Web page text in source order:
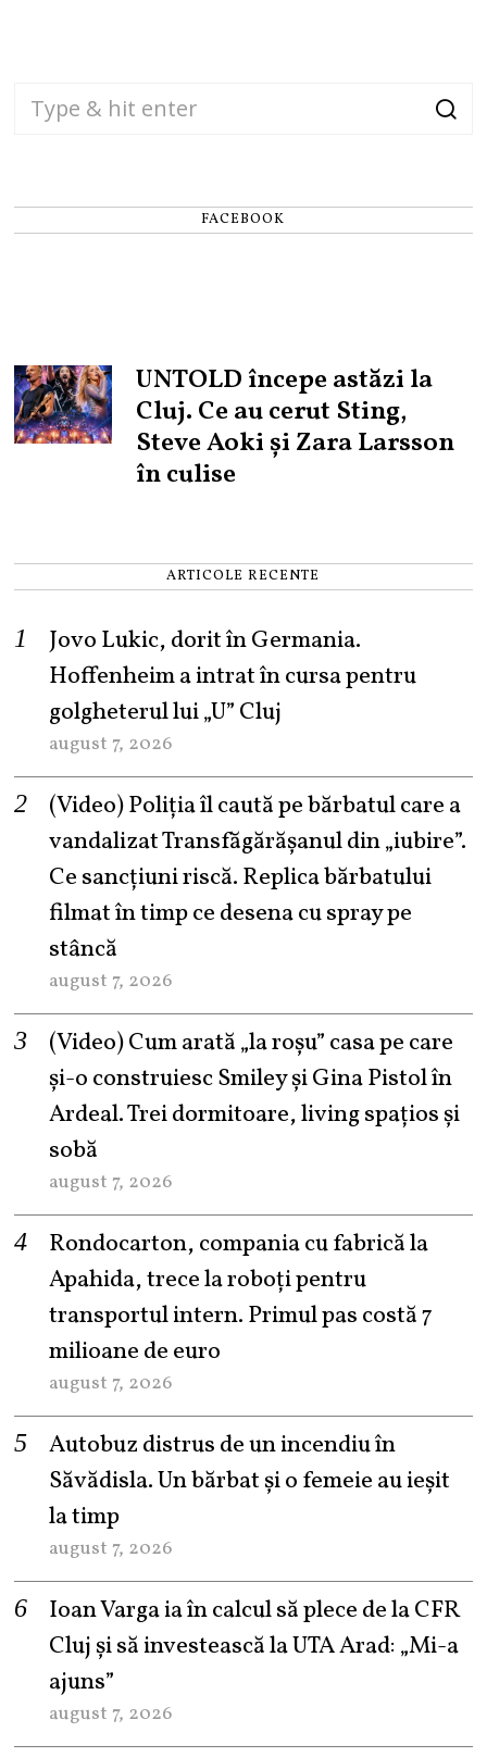
FACEBOOK
UNTOLD începe astăzi la
Cluj. Ce au cerut Sting,
Steve Aoki și Zara Larsson
în culise
ARTICOLE RECENTE
Jovo Lukic, dorit în Germania.
Hoffenheim a intrat în cursa pentru
golgheterul lui „U” Cluj
august 7, 2026
(Video) Poliția îl caută pe bărbatul care a
vandalizat Transfăgărășanul din „iubire”.
Ce sancțiuni riscă. Replica bărbatului
filmat în timp ce desena cu spray pe
stâncă
august 7, 2026
(Video) Cum arată „la roşu” casa pe care
şi-o construiesc Smiley şi Gina Pistol în
Ardeal. Trei dormitoare, living spațios și
sobă
august 7, 2026
Rondocarton, compania cu fabrică la
Apahida, trece la roboți pentru
transportul intern. Primul pas costă 7
milioane de euro
august 7, 2026
Autobuz distrus de un incendiu în
Săvădisla. Un bărbat și o femeie au ieșit
la timp
august 7, 2026
Ioan Varga ia în calcul să plece de la CFR
Cluj și să investească la UTA Arad: „Mi-a
ajuns”
august 7, 2026